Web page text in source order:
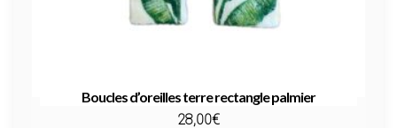
Boucles d’oreilles terre rectangle palmier
28,00€